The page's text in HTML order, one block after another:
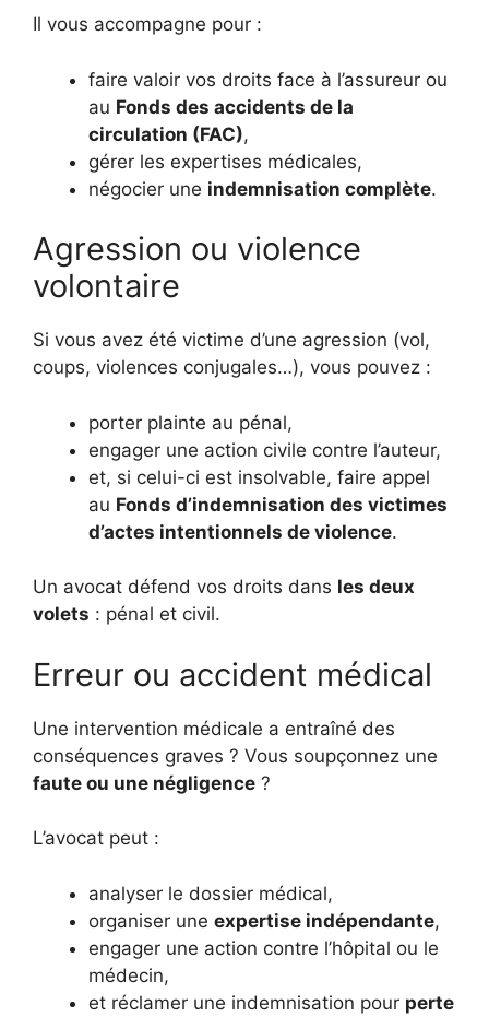
Il vous accompagne pour :
faire valoir vos droits face à l’assureur ou
au Fonds des accidents de la
circulation (FAC),
gérer les expertises médicales,
négocier une indemnisation complète.
Agression ou violence
volontaire
Si vous avez été victime d’une agression (vol,
coups, violences conjugales…), vous pouvez :
porter plainte au pénal,
engager une action civile contre l’auteur,
et, si celui-ci est insolvable, faire appel
au Fonds d’indemnisation des victimes
d’actes intentionnels de violence.
Un avocat défend vos droits dans les deux
volets : pénal et civil.
Erreur ou accident médical
Une intervention médicale a entraîné des
conséquences graves ? Vous soupçonnez une
faute ou une négligence ?
L’avocat peut :
analyser le dossier médical,
organiser une expertise indépendante,
engager une action contre l’hôpital ou le
médecin,
et réclamer une indemnisation pour perte